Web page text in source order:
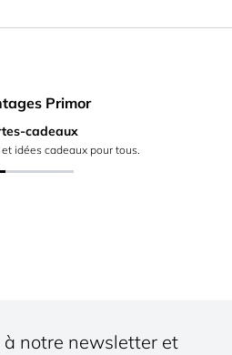
Primor
cadeaux
idées cadeaux pour tous.
notre newsletter et